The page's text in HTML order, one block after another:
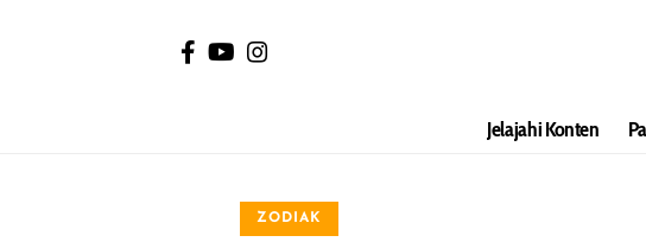
Jelajahi Konten
ZODIAK